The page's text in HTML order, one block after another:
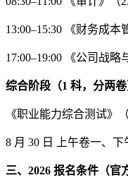
13:00–15:30 《财务成本
17:00–19:00 《公司战略
综合阶段（1 科，分两卷
《职业能力综合测试》
8 月 30 日 上午卷一、下
三、2026 报名条件（官